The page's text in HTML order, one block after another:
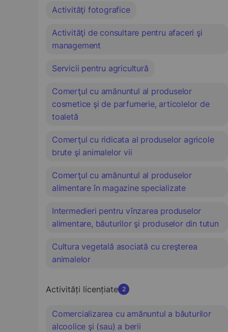
Activităţi fotografice
Activităţi de consultare pentru afaceri şi
management
Servicii pentru agricultură
Comerţul cu amănuntul al produselor
cosmetice şi de parfumerie, articolelor de
toaletă
Comerţul cu ridicata al produselor agricole
brute şi animalelor vii
Comerţul cu amănuntul al produselor
alimentare în magazine specializate
Intermedieri pentru vînzarea produselor
alimentare, băuturilor şi produselor din tutun
Cultura vegetală asociată cu creşterea
animalelor
Activități licențiate 2
Comercializarea cu amănuntul a băuturilor
alcoolice şi (sau) a berii